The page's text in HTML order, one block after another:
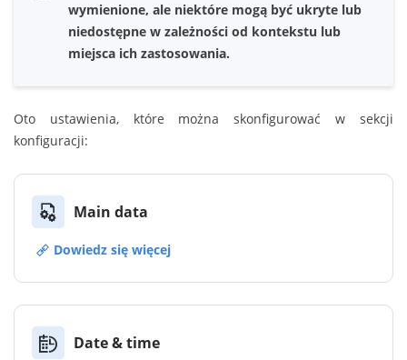
wymienione, ale niektóre mogą być ukryte lub
niedostępne w zależności od kontekstu lub
miejsca ich zastosowania.
Oto ustawienia, które można skonfigurować w sekcji
konfiguracji:
Main data
Dowiedz się więcej
Date & time